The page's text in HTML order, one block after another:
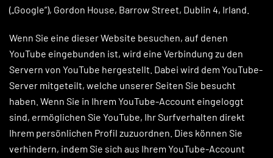
(„Google”), Gordon House, Barrow Street, Dublin 4, Irland.
Wenn Sie eine dieser Website besuchen, auf denen
YouTube eingebunden ist, wird eine Verbindung zu den
Servern von YouTube hergestellt. Dabei wird dem YouTube-
Server mitgeteilt, welche unserer Seiten Sie besucht
haben. Wenn Sie in Ihrem YouTube-Account eingeloggt
sind, ermöglichen Sie YouTube, Ihr Surfverhalten direkt
Ihrem persönlichen Profil zuzuordnen. Dies können Sie
verhindern, indem Sie sich aus Ihrem YouTube-Account